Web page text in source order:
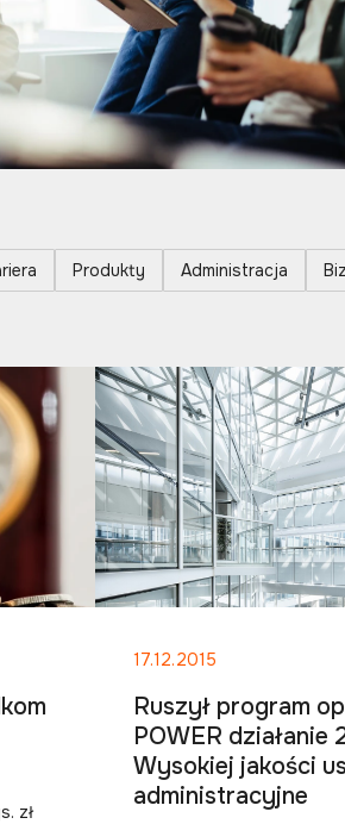
Produkty Administracja
zł
17.12.2015
Ruszył program
POWER działanie
Wysokiej jakości
administracyjne